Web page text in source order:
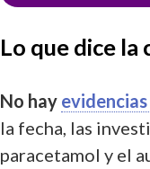
Lo que dice
No hay
la fecha, las
paracetamol y el